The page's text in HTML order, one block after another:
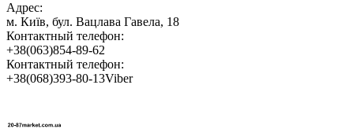
Адрес:
м. Київ, бул. Вацлава Гавела, 18
Контактный телефон:
+38(063)854-89-62
Контактный телефон:
+38(068)393-80-13Viber